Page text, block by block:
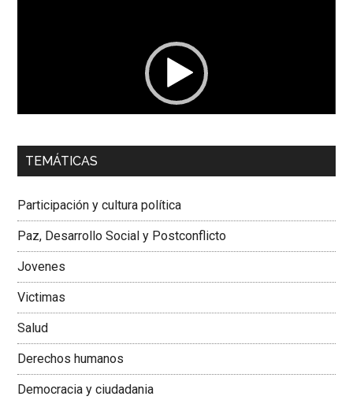
00:00 01:04
Dra. Carolina Corcho Mejía,Presidenta Corporación
Colombiana
TEMÁTICAS
Participación y cultura política
Paz, Desarrollo Social y Postconflicto
Jovenes
Victimas
Salud
Derechos humanos
Democracia y ciudadania